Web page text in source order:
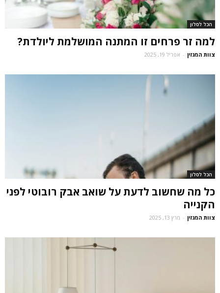
הכל לסלון
למה זר פרחים זו המתנה המושלמת ליולדת?
צוות המגזין - אפריל 19, 2025
הכל לסלון
כל מה שחשוב לדעת על שואב אבק רובוטי לפני
הקנייה
צוות המגזין - מרץ 13, 2025